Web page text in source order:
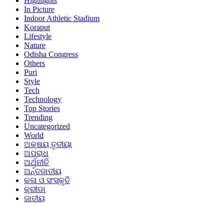
In Picture
Indoor Athletic Stadium
Koraput
Lifestyle
Nature
Odisha Congress
Others
Puri
Style
Tech
Technology
Top Stories
Trending
Uncategorized
World
ଅକ୍ଷୟ ତୃତୀୟା
ଅପରାଧ
ଅର୍ଥନୀତି
ଅର୍ନ୍ତଜାତୀୟ
କଳା ଓ ସଂସ୍କୃତି
କ୍ରୀଡା
ଜାତୀୟ